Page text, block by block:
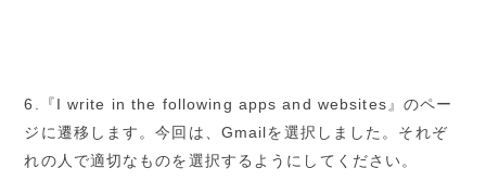
6.『I write in the following apps and websites』のペー
ジに遷移します。今回は、Gmailを選択しました。それぞ
れの人で適切なものを選択するようにしてください。